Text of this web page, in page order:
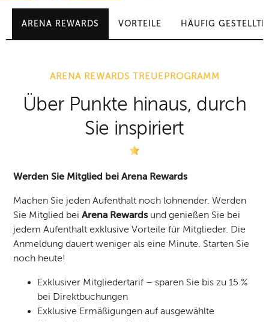
ARENA REWARDS VORTEILE HÄUFIG
ARENA REWARDS TREUEPROGRAMM
Über Punkte hinaus, durch
Sie inspiriert
Werden Sie Mitglied bei Arena Rewards
Machen Sie jeden Aufenthalt noch lohnender. Werden
Sie Mitglied bei Arena Rewardsund genießen Sie bei
jedem Aufenthalt exklusive Vorteile für Mitglieder. Die
Anmeldung dauert weniger als eine Minute. Starten Sie
noch heute!
Exklusiver Mitgliedertarif – sparen Sie bis zu 15 %
bei Direktbuchungen
Exklusive Ermäßigungen auf ausgewählte